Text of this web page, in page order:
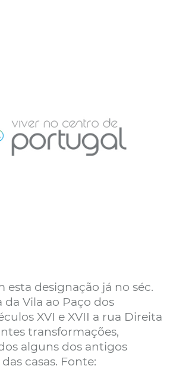
esta designação já no séc.
da Vila ao Paço dos
XVI e XVII a rua Direita
transformações,
alguns dos antigos
casas. Fonte: